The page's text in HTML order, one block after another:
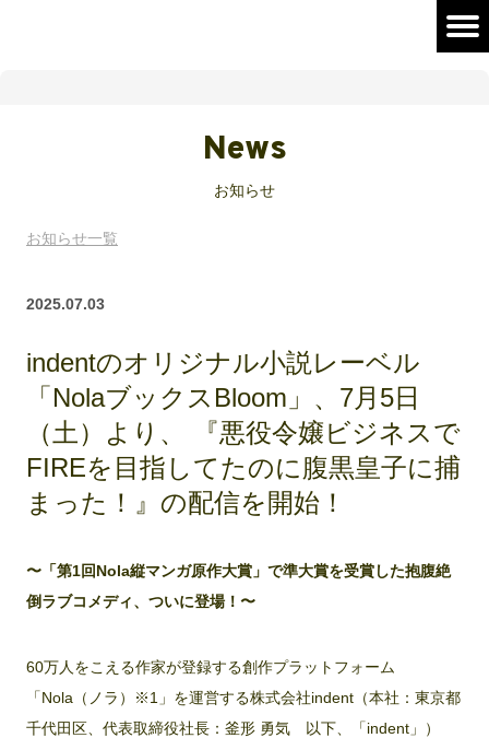
News
お知らせ
お知らせ一覧
2025.07.03
indentのオリジナル小説レーベル
「NolaブックスBloom」、7月5日
（土）より、 『悪役令嬢ビジネスで
FIREを目指してたのに腹黒皇子に捕
まった！』の配信を開始！
〜「第1回Nola縦マンガ原作大賞」で準大賞を受賞した抱腹絶
倒ラブコメディ、ついに登場！〜
60万人をこえる作家が登録する創作プラットフォーム
「Nola（ノラ）※1」を運営する株式会社indent（本社：東京都
千代田区、代表取締役社長：釜形 勇気 以下、「indent」）